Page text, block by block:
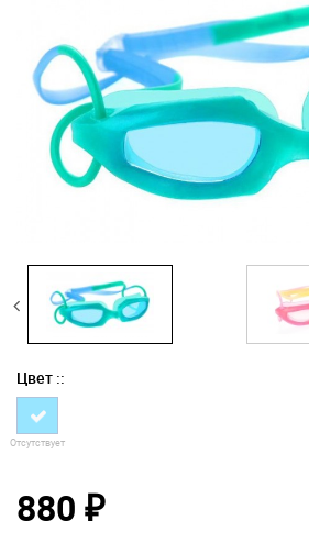
Цвет ::
Отсутствует
880 ₽